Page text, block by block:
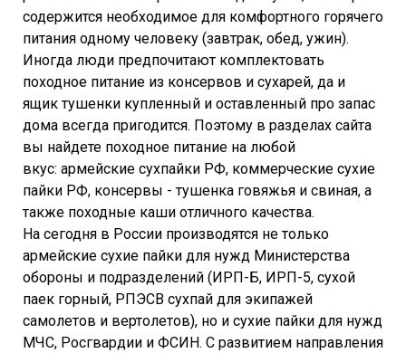
содержится необходимое для комфортного горячего
питания одному человеку (завтрак, обед, ужин).
Иногда люди предпочитают комплектовать
походное питание из консервов и сухарей, да и
ящик тушенки купленный и оставленный про запас
дома всегда пригодится. Поэтому в разделах сайта
вы найдете походное питание на любой
вкус: армейские сухпайки РФ, коммерческие сухие
пайки РФ, консервы - тушенка говяжья и свиная, а
также походные каши отличного качества.
На сегодня в России производятся не только
армейские сухие пайки для нужд Министерства
обороны и подразделений (ИРП-Б, ИРП-5, сухой
паек горный, РПЭСВ сухпай для экипажей
самолетов и вертолетов), но и сухие пайки для нужд
МЧС, Росгвардии и ФСИН. С развитием направления